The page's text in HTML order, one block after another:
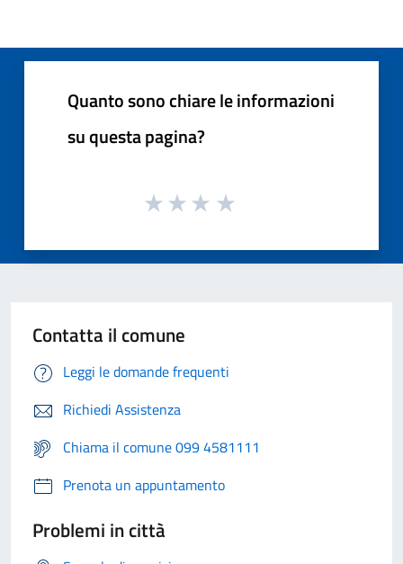
Quanto sono chiare le informazioni
su questa pagina?
Contatta il comune
Leggi le domande frequenti
Richiedi Assistenza
Chiama il comune 099 4581111
Prenota un appuntamento
Problemi in città